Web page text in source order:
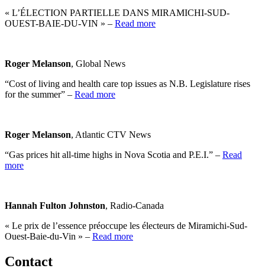
« L’ÉLECTION PARTIELLE DANS MIRAMICHI-SUD-
OUEST-BAIE-DU-VIN » – Read more
Roger Melanson, Global News
“Cost of living and health care top issues as N.B. Legislature rises
for the summer” – Read more
Roger Melanson, Atlantic CTV News
“Gas prices hit all-time highs in Nova Scotia and P.E.I.” – Read
more
Hannah Fulton Johnston, Radio-Canada
« Le prix de l’essence préoccupe les électeurs de Miramichi-Sud-
Ouest-Baie-du-Vin » – Read more
Contact